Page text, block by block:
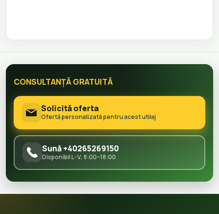
CONSULTANȚĂ GRATUITĂ
Solicită oferta
Ofertă personalizată pentru acest utilaj
Sună +40265269150
Disponibil L–V, 8:00–18:00